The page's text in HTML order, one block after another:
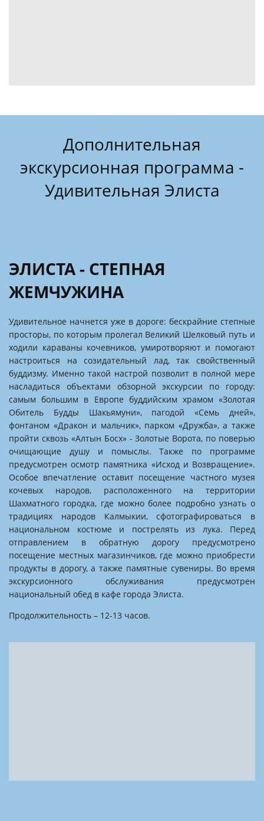
Дополнительная
экскурсионная программа -
Удивительная Элиста
ЭЛИСТА - СТЕПНАЯ
ЖЕМЧУЖИНА
Удивительное начнется уже в дороге: бескрайние степные
просторы, по которым пролегал Великий Шелковый путь и
ходили караваны кочевников, умиротворяют и помогают
настроиться на созидательный лад, так свойственный
буддизму. Именно такой настрой позволит в полной мере
насладиться объектами обзорной экскурсии по городу:
самым большим в Европе буддийским храмом «Золотая
Обитель Будды Шакьямуни», пагодой «Семь дней»,
фонтаном «Дракон и мальчик», парком «Дружба», а также
пройти сквозь «Алтын Босх» - Золотые Ворота, по поверью
очищающие душу и помыслы. Также по программе
предусмотрен осмотр памятника «Исход и Возвращение».
Особое впечатление оставит посещение частного музея
кочевых народов, расположенного на территории
Шахматного городка, где можно более подробно узнать о
традициях народов Калмыкии, сфотографироваться в
национальном костюме и пострелять из лука. Перед
отправлением в обратную дорогу предусмотрено
посещение местных магазинчиков, где можно приобрести
продукты в дорогу, а также памятные сувениры. Во время
экскурсионного обслуживания предусмотрен
национальный обед в кафе города Элиста.
Продолжительность – 12-13 часов.